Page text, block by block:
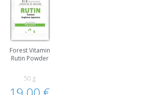
Forest Vitamin
Rutin Powder
50 g